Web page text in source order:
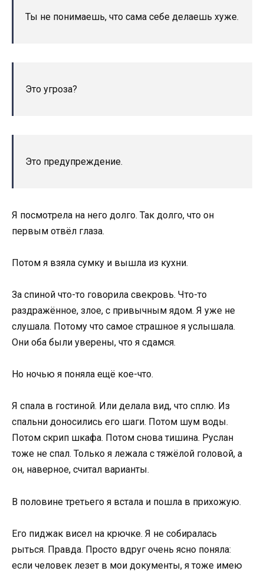
Ты не понимаешь, что сама себе делаешь хуже.
Это угроза?
Это предупреждение.
Я посмотрела на него долго. Так долго, что он
первым отвёл глаза.
Потом я взяла сумку и вышла из кухни.
За спиной что-то говорила свекровь. Что-то
раздражённое, злое, с привычным ядом. Я уже не
слушала. Потому что самое страшное я услышала.
Они оба были уверены, что я сдамся.
Но ночью я поняла ещё кое-что.
Я спала в гостиной. Или делала вид, что сплю. Из
спальни доносились его шаги. Потом шум воды.
Потом скрип шкафа. Потом снова тишина. Руслан
тоже не спал. Только я лежала с тяжёлой головой, а
он, наверное, считал варианты.
В половине третьего я встала и пошла в прихожую.
Его пиджак висел на крючке. Я не собиралась
рыться. Правда. Просто вдруг очень ясно поняла:
если человек лезет в мои документы, я тоже имею